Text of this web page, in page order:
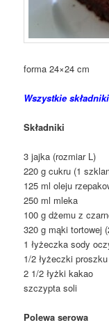
forma 24×24 cm
Wszystkie
Składniki
3 jajka (rozmiar L)
220 g cukru (1
125 ml oleju
250 ml mleka
100 g dżemu z
320 g mąki tortowej
1 łyżeczka sody
1/2 łyżeczki
2 1/2 łyżki kakao
szczypta soli
Polewa serowa